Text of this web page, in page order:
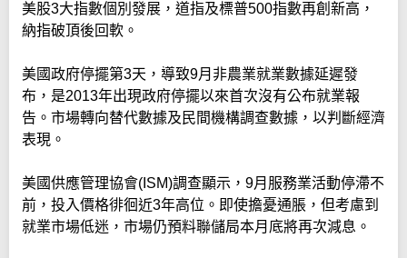
美股3大指數個別發展，道指及標普500指數再創新高，
納指破頂後回軟。
美國政府停擺第3天，導致9月非農業就業數據延遲發
布，是2013年出現政府停擺以來首次沒有公布就業報
告。市場轉向替代數據及民間機構調查數據，以判斷經濟
表現。
美國供應管理協會(ISM)調查顯示，9月服務業活動停滯不
前，投入價格徘徊近3年高位。即使擔憂通脹，但考慮到
就業市場低迷，市場仍預料聯儲局本月底將再次減息。